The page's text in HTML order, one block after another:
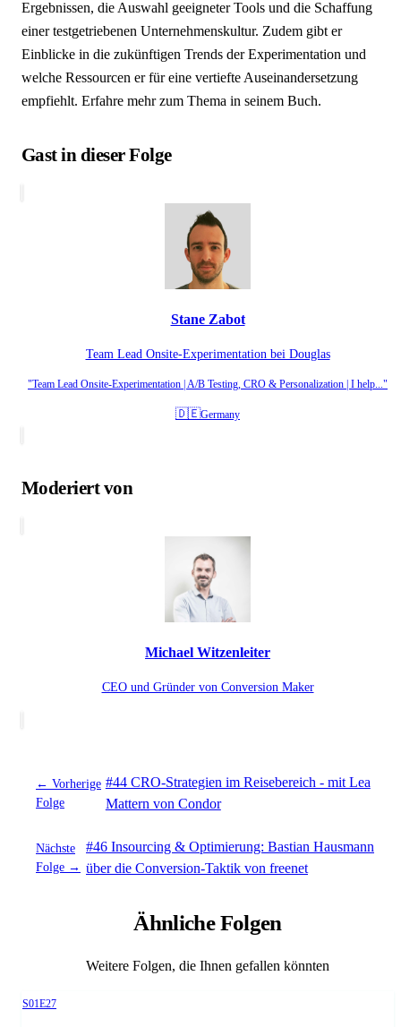
Ergebnissen, die Auswahl geeigneter Tools und die Schaffung
einer testgetriebenen Unternehmenskultur. Zudem gibt er
Einblicke in die zukünftigen Trends der Experimentation und
welche Ressourcen er für eine vertiefte Auseinandersetzung
empfiehlt. Erfahre mehr zum Thema in seinem Buch.
Gast in dieser Folge
Stane Zabot
Team Lead Onsite-Experimentation bei Douglas
"Team Lead Onsite-Experimentation | A/B Testing, CRO & Personalization | I help..."
🇩🇪Germany
Moderiert von
Michael Witzenleiter
CEO und Gründer von Conversion Maker
← Vorherige
Folge
#44 CRO-Strategien im Reisebereich - mit Lea
Mattern von Condor
Nächste
Folge →
#46 Insourcing & Optimierung: Bastian Hausmann
über die Conversion-Taktik von freenet
Ähnliche Folgen
Weitere Folgen, die Ihnen gefallen könnten
Season 1, Episode 27
S01E27